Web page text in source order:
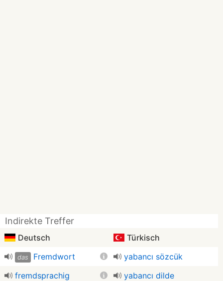
Indirekte Treffer
Deutsch Türkisch
das Fremdwort
yabancı sözcük
fremdsprachig
yabancı dilde